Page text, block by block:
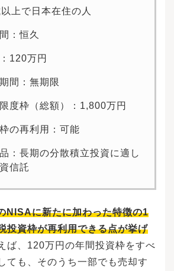
上で日本在住の人
：恒久
120万円
間：無期限
度枠（総額）：1,800万円
の再利用：可能
：長期の分散積立投資に適し
信託
NISAに新たに加わった特徴の1
投資枠が再利用できる点が挙げ
ば、120万円の年間投資枠をすべ
ても、そのうち一部でも売却す